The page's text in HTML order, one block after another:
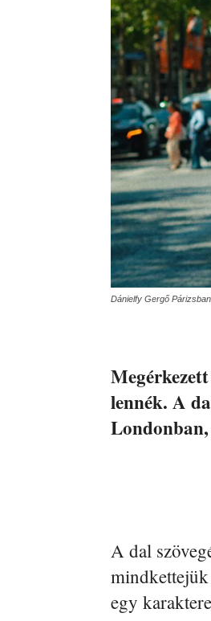
Dánielfy Gergő Párizsban
lennék. A
A dal
egy